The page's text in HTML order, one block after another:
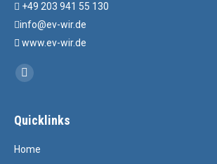
+49 203 941 55 130
info@ev-wir.de
www.ev-wir.de
Find us on:
Facebook
Quicklinks
Home